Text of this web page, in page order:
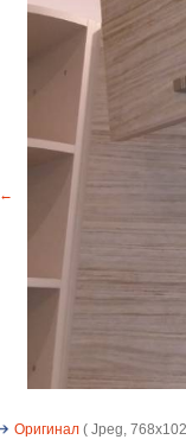
←
Оригинал ( Jpeg,